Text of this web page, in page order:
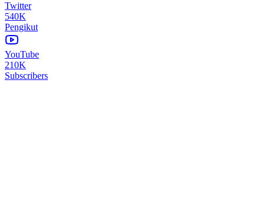
Twitter
540K
Pengikut
YouTube
210K
Subscribers